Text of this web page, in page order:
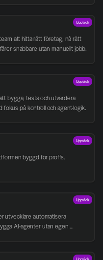
att hitta rätt företag, nå rätt
snabbare utan manuellt jobb.
Upptäck
bygga, testa och utvärdera
på kontroll och agent-logik.
Upptäck
byggd för proffs.
Upptäck
utvecklare automatisera
AI-agenter utan egen
Upptäck
Upptäck